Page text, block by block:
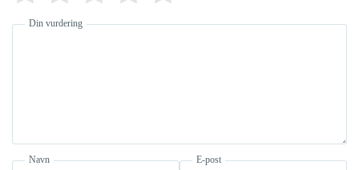
Din vurdering
Navn E-post